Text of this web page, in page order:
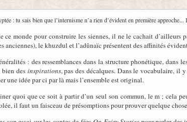
: tu sais bien que l’internisme n’a rien d’évident en première
ce monde pour construire les siennes, il ne le cachait
anciennes), le khuzdul et l’adûnaïc présentent des affinités
: des ressemblances dans la structure phonétique, dans
des inspirations, pas des décalques. Dans le vocabulaire, il
une idée par ci par là mais l’ensemble est original.
quoi que ce soit à partir d’un seul son commun, le m ; cela
il faut un faisceau de présomptions pour prouver quelque